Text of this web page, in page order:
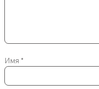
Имя *